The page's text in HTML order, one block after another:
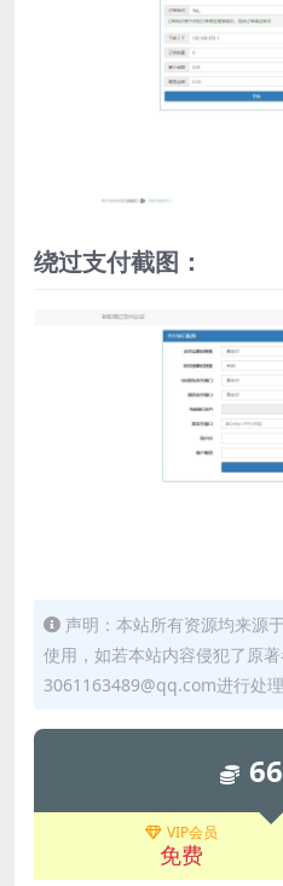
绕过支付截图：
声明：本站所有资源均来源
使用，如若本站内容侵犯了原
3061163489@qq.com进行处理
66
VIP会员
免费